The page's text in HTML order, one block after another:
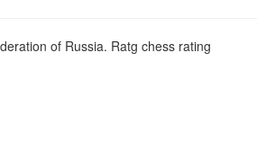
of Russia. Ratg chess rating